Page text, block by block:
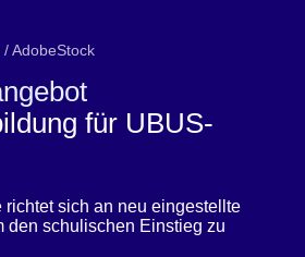
AdobeStock
für UBUS-
sich an neu eingestellte
den schulischen Einstieg zu